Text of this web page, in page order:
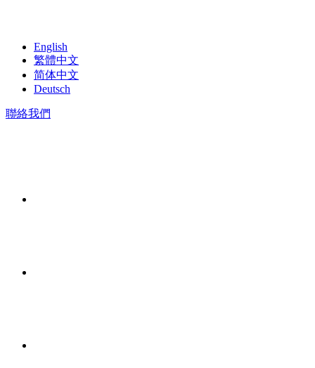
English
繁體中文
简体中文
Deutsch
聯絡我們